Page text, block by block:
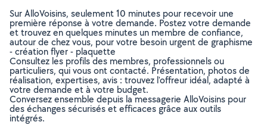
Sur AlloVoisins, seulement 10 minutes pour recevoir une
première réponse à votre demande. Postez votre demande
et trouvez en quelques minutes un membre de confiance,
autour de chez vous, pour votre besoin urgent de graphisme
- création flyer - plaquette
Consultez les profils des membres, professionnels ou
particuliers, qui vous ont contacté. Présentation, photos de
réalisation, expertises, avis : trouvez l'offreur idéal, adapté à
votre demande et à votre budget.
Conversez ensemble depuis la messagerie AlloVoisins pour
des échanges sécurisés et efficaces grâce aux outils
intégrés.